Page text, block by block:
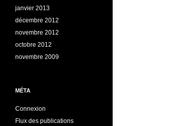
janvier 2013
décembre 2012
novembre 2012
octobre 2012
novembre 2009
MÉTA
Connexion
Flux des publications